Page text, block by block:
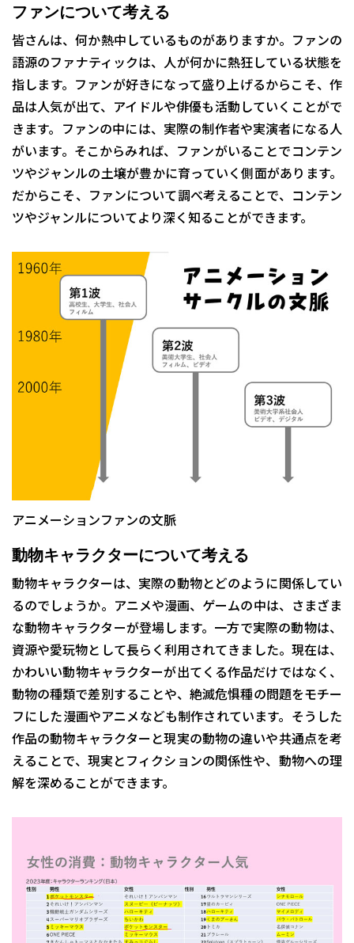
ファンについて考える
皆さんは、何か熱中しているものがありますか。ファンの
語源のファナティックは、人が何かに熱狂している状態を
指します。ファンが好きになって盛り上げるからこそ、作
品は人気が出て、アイドルや俳優も活動していくことがで
きます。ファンの中には、実際の制作者や実演者になる人
がいます。そこからみれば、ファンがいることでコンテン
ツやジャンルの土壌が豊かに育っていく側面があります。
だからこそ、ファンについて調べ考えることで、コンテン
ツやジャンルについてより深く知ることができます。
アニメーションファンの文脈
動物キャラクターについて考える
動物キャラクターは、実際の動物とどのように関係してい
るのでしょうか。アニメや漫画、ゲームの中は、さまざま
な動物キャラクターが登場します。一方で実際の動物は、
資源や愛玩物として長らく利用されてきました。現在は、
かわいい動物キャラクターが出てくる作品だけではなく、
動物の種類で差別することや、絶滅危惧種の問題をモチー
フにした漫画やアニメなども制作されています。そうした
作品の動物キャラクターと現実の動物の違いや共通点を考
えることで、現実とフィクションの関係性や、動物への理
解を深めることができます。